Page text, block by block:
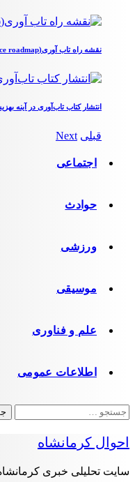
نقشه راه تاب آوری(Resilience roadmap)
انتشار کتاب تاب‌آوری در آینه
قبلی Next
اجتماعی
حوادث
ورزشی
موسیقی
علم و فناوری
اطلاعات عمومی
جستجو
برای:
احوال کرمانشاه
سایت تحلیلی خبری